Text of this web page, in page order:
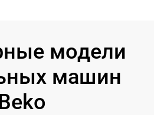
модели
машин